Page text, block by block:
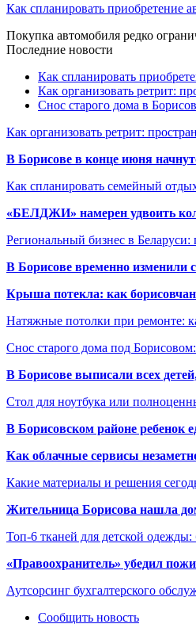
Как спланировать приобретение
Покупка автомобиля редко
Последние новости
Как спланировать
Как организовать ретрит:
Снос старого дома в
Как организовать ретрит:
В Борисове в конце июня
Как спланировать семейный
«БЕЛДЖИ» намерен удвоить
Региональный бизнес в
В Борисове временно изменили
Крыша потекла: как
Натяжные потолки при ремонте:
Снос старого дома под
В Борисове выписали всех
Стол для ноутбука или
В Борисовском районе ребенок
Как облачные сервисы
Какие материалы и решения
Жительница Борисова нашла
Топ-6 тканей для детской
«Правоохранитель» убедил
Аутсорсинг бухгалтерского
Сообщить новость